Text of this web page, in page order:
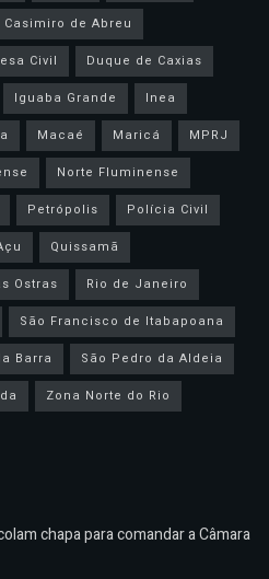
Casimiro de Abreu
Civil
Duque de Caxias
Iguaba Grande
Inea
Macaé Maricá
MPRJ
Norte Fluminense
Petrópolis
Polícia Civil
Quissamã
Ostras
Rio de Janeiro
São Francisco de Itabapoana
Barra
São Pedro da Aldeia
Zona Norte do Rio
chapa para comandar a Câmara